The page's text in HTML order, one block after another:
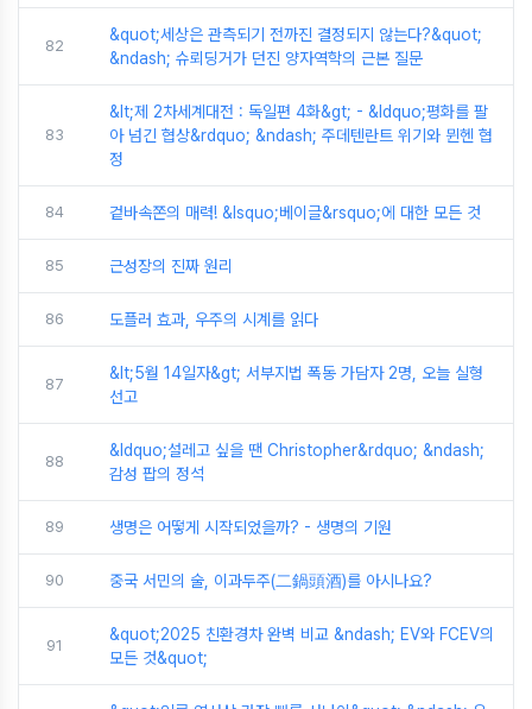
82
&quot;세상은 관측되기 전까진 결정되지 않는다?&quot;
&ndash; 슈뢰딩거가 던진 양자역학의 근본 질문
83
&lt;제 2차세계대전 : 독일편 4화&gt; - &ldquo;평화를 팔
아 넘긴 협상&rdquo; &ndash; 주데텐란트 위기와 뮌헨 협
정
84 겉바속쫀의 매력! &lsquo;베이글&rsquo;에 대한 모든 것
85 근성장의 진짜 원리
86 도플러 효과, 우주의 시계를 읽다
87
&lt;5월 14일자&gt; 서부지법 폭동 가담자 2명, 오늘 실형
선고
88
&ldquo;설레고 싶을 땐 Christopher&rdquo; &ndash;
감성 팝의 정석
89 생명은 어떻게 시작되었을까? - 생명의 기원
90 중국 서민의 술, 이과두주(二鍋頭酒)를 아시나요?
91
&quot;2025 친환경차 완벽 비교 &ndash; EV와 FCEV의
모든 것&quot;